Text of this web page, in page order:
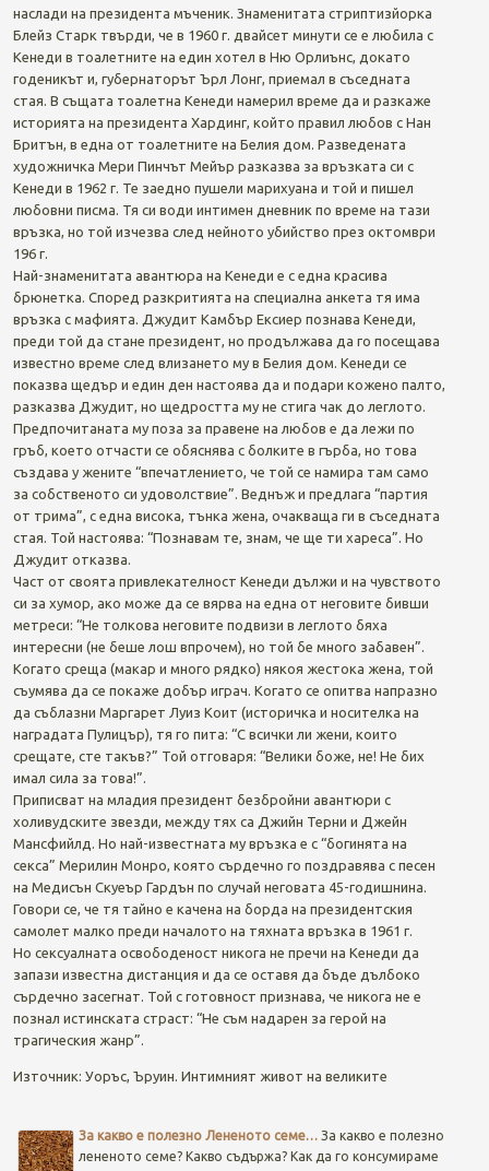
наслади на президента мъченик. Знаменитата стриптизйорка
Блейз Старк твърди, че в 1960 г. двайсет минути се е любила с
Кенеди в тоалетните на един хотел в Ню Орлиънс, докато
годеникът и, губернаторът Ърл Лонг, приемал в съседната
стая. В същата тоалетна Кенеди намерил време да и разкаже
историята на президента Хардинг, който правил любов с Нан
Бритън, в една от тоалетните на Белия дом. Разведената
художничка Мери Пинчът Мейър разказва за връзката си с
Кенеди в 1962 г. Те заедно пушели марихуана и той и пишел
любовни писма. Тя си води интимен дневник по време на тази
връзка, но той изчезва след нейното убийство през октомври
196 г.
Най-знаменитата авантюра на Кенеди е с една красива
брюнетка. Според разкритията на специална анкета тя има
връзка с мафията. Джудит Камбър Ексиер познава Кенеди,
преди той да стане президент, но продължава да го посещава
известно време след влизането му в Белия дом. Кенеди се
показва щедър и един ден настоява да и подари кожено палто,
разказва Джудит, но щедростта му не стига чак до леглото.
Предпочитаната му поза за правене на любов е да лежи по
гръб, което отчасти се обяснява с болките в гърба, но това
създава у жените “впечатлението, че той се намира там само
за собственото си удоволствие”. Веднъж и предлага “партия
от трима”, с една висока, тънка жена, очакваща ги в съседната
стая. Той настоява: “Познавам те, знам, че ще ти хареса”. Но
Джудит отказва.
Част от своята привлекателност Кенеди дължи и на чувството
си за хумор, ако може да се вярва на една от неговите бивши
метреси: “Не толкова неговите подвизи в леглото бяха
интересни (не беше лош впрочем), но той бе много забавен”.
Когато среща (макар и много рядко) някоя жестока жена, той
съумява да се покаже добър играч. Когато се опитва напразно
да съблазни Маргарет Луиз Коит (историчка и носителка на
наградата Пулицър), тя го пита: “С всички ли жени, които
срещате, сте такъв?” Той отговаря: “Велики боже, не! Не бих
имал сила за това!”.
Приписват на младия президент безбройни авантюри с
холивудските звезди, между тях са Джийн Терни и Джейн
Мансфийлд. Но най-известната му връзка е с “богинята на
секса” Мерилин Монро, която сърдечно го поздравява с песен
на Медисън Скуеър Гардън по случай неговата 45-годишнина.
Говори се, че тя тайно е качена на борда на президентския
самолет малко преди началото на тяхната връзка в 1961 г.
Но сексуалната освободеност никога не пречи на Кенеди да
запази известна дистанция и да се оставя да бъде дълбоко
сърдечно засегнат. Той с готовност признава, че никога не е
познал истинската страст: “Не съм надарен за герой на
трагическия жанр”.
Източник: Уоръс, Ъруин. Интимният живот на великите
За какво е полезно Лененото семе…За какво е полезно
лененото семе? Какво съдържа? Как да го консумираме